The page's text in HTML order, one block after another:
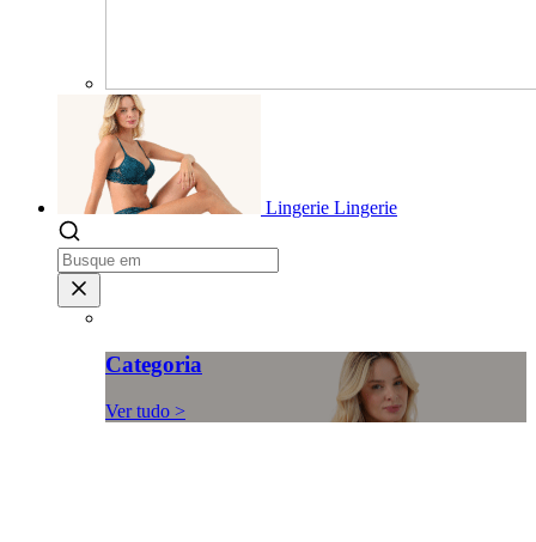
Lingerie Lingerie
Categoria
Ver tudo >